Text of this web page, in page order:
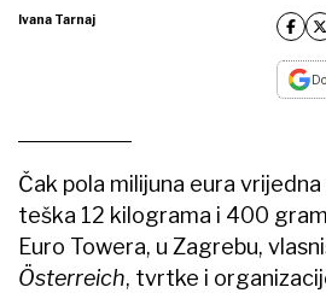
Ivana Tarnaj
Čak pola milijuna eura
teška 12 kilograma i 400
Euro Towera, u Zagrebu,
Österreich, tvrtke i